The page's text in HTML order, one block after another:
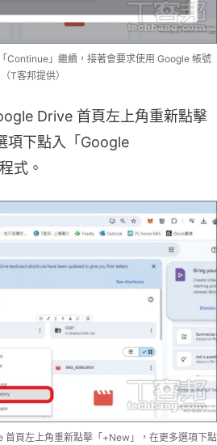
Continue」繼續，接著會要求使用 Google 帳號
T客邦提供）
Drive 首頁左上角重新點擊
項下點入「Google
式。
頁左上角重新點擊「+New」，在更多選項下點